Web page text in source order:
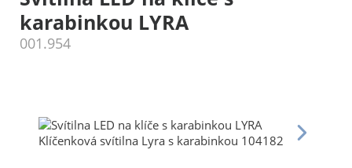
karabinkou LYRA
001.954